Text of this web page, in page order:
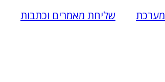
מערכת שליחת מאמרים וכתבות